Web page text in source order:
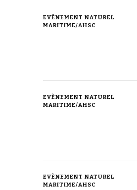
EVÈNEMENT NATUREL
MARITIME/AHSC
EVÈNEMENT NATUREL
MARITIME/AHSC
EVÈNEMENT NATUREL
MARITIME/AHSC